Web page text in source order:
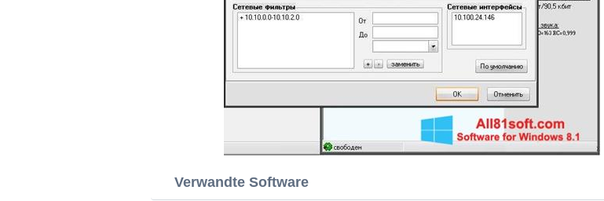
Verwandte Software